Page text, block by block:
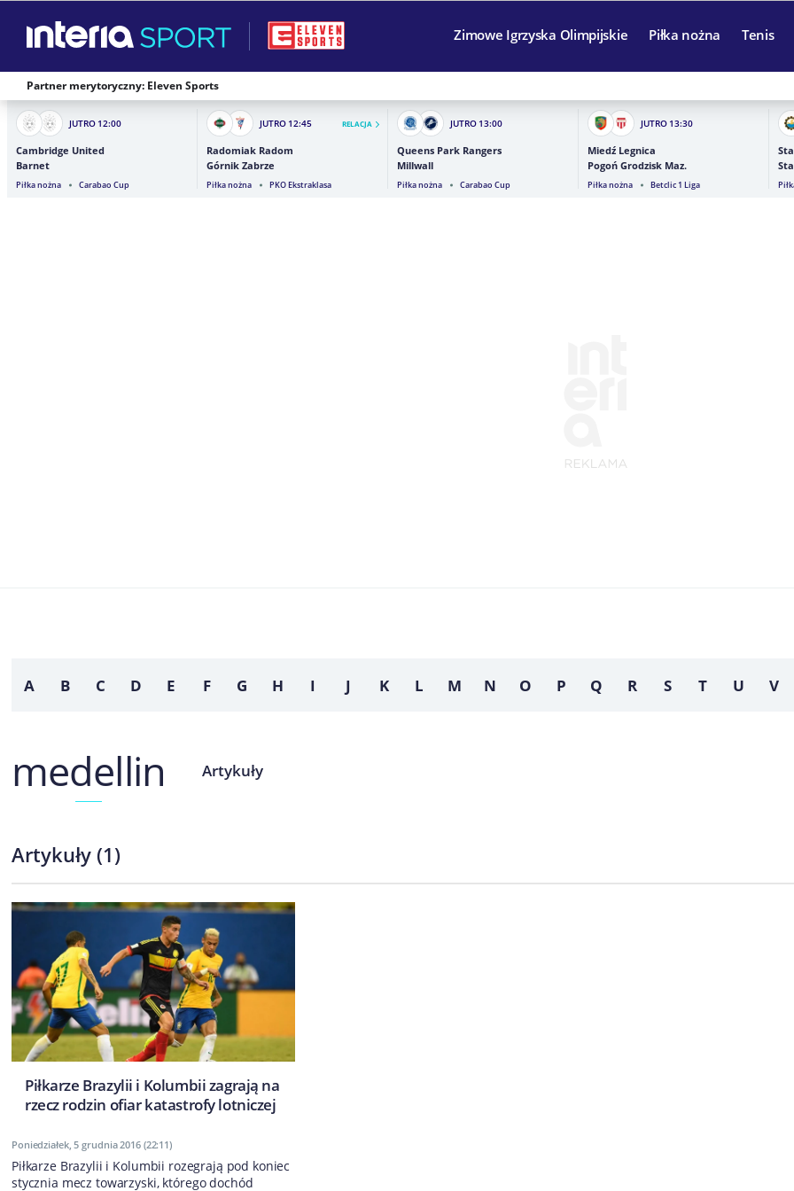
Zimowe Igrzyska Olimpijskie Piłka nożna Tenis
Partner merytoryczny: Eleven Sports
JUTRO 12:00
Cambridge United
Barnet
Piłka nożna Carabao Cup
JUTRO 12:45 RELACJA
Radomiak Radom
Górnik Zabrze
Piłka nożna PKO Ekstraklasa
JUTRO 13:00
Queens Park Rangers
Millwall
Piłka nożna Carabao Cup
JUTRO 13:30
Miedź Legnica
Pogoń Grodzisk Maz.
Piłka nożna Betclic 1 Liga
A B C D E F G H I J K L M N O P Q R S T U V
medellin Artykuły
Artykuły (1)
​Piłkarze Brazylii i Kolumbii zagrają na
rzecz rodzin ofiar katastrofy lotniczej
Poniedziałek, 5 grudnia 2016 (22:11)
Piłkarze Brazylii i Kolumbii rozegrają pod koniec
stycznia mecz towarzyski, którego dochód